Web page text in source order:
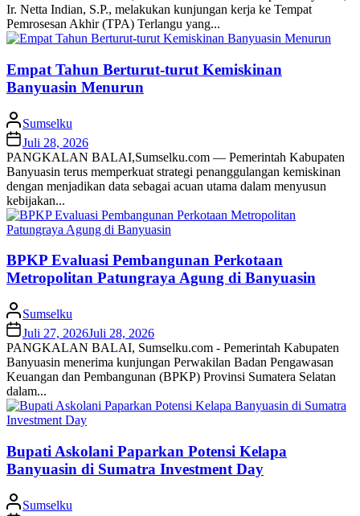
Ir. Netta Indian, S.P., melakukan kunjungan kerja ke Tempat
Pemrosesan Akhir (TPA) Terlangu yang...
Empat Tahun Berturut-turut Kemiskinan
Banyuasin Menurun
Sumselku
Juli 28, 2026
PANGKALAN BALAI,Sumselku.com — Pemerintah Kabupaten
Banyuasin terus memperkuat strategi penanggulangan kemiskinan
dengan menjadikan data sebagai acuan utama dalam menyusun
kebijakan...
BPKP Evaluasi Pembangunan Perkotaan
Metropolitan Patungraya Agung di Banyuasin
Sumselku
Juli 27, 2026Juli 28, 2026
PANGKALAN BALAI, Sumselku.com - Pemerintah Kabupaten
Banyuasin menerima kunjungan Perwakilan Badan Pengawasan
Keuangan dan Pembangunan (BPKP) Provinsi Sumatera Selatan
dalam...
Bupati Askolani Paparkan Potensi Kelapa
Banyuasin di Sumatra Investment Day
Sumselku